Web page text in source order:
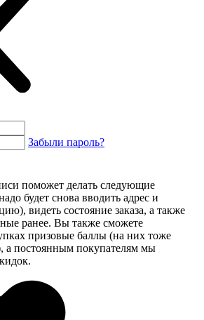
Забыли пароль?
поможет делать следующие
будет снова вводить адрес и
видеть состояние заказа, а также
ранее. Вы также сможете
призовые баллы (на них тоже
а постоянным покупателям мы